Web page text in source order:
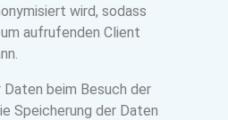
wird, sodass
aufrufenden Client
Daten beim Besuch der
Speicherung der Daten